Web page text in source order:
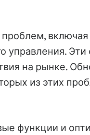
проблем,
управления.
на рынке.
из этих
функции и